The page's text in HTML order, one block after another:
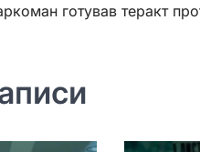
готував теракт